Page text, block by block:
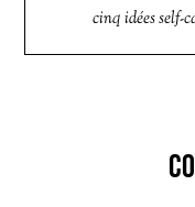
cinq idées self-